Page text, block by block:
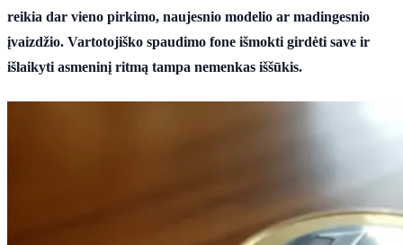
reikia dar vieno pirkimo, naujesnio modelio ar madingesnio
įvaizdžio. Vartotojiško spaudimo fone išmokti girdėti save ir
išlaikyti asmeninį ritmą tampa nemenkas iššūkis.